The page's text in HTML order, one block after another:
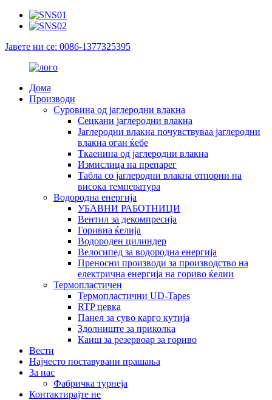
Јавете ни се: 0086-1377325395
Дома
Производи
Суровина од јаглеродни влакна
Сецкани јаглеродни влакна
Јаглеродни влакна почувствуваа јаглеродни
влакна оган ќебе
Ткаенина од јаглеродни влакна
Измислица на препарег
Табла со јаглеродни влакна отпорни на
висока температура
Водородна енергија
УБАВНИ РАБОТНИЦИ
Вентил за декомпресија
Горивна ќелија
Водороден цилиндер
Велосипед за водородна енергија
Преносни производи за производство на
електрична енергија на гориво ќелии
Термопластичен
Термопластични UD-Tapes
RTP цевка
Панел за суво карго кутија
Здолниште за приколка
Каиш за резервоар за гориво
Вести
Најчесто поставувани прашања
За нас
Фабричка турнеја
Контактирајте не